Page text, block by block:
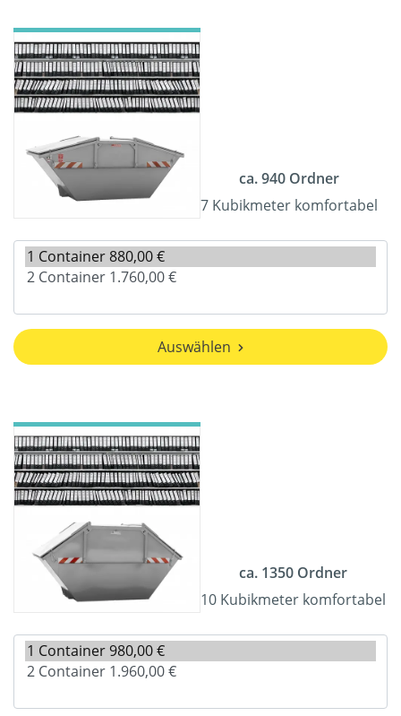
ca. 940 Ordner
7 Kubikmeter komfortabel
Auswählen
ca. 1350 Ordner
10 Kubikmeter komfortabel